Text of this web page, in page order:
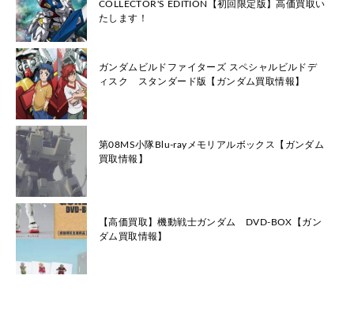
COLLECTOR'S EDITION【初回限定版】高価買取い
たします！
ガンダムビルドファイターズ スペシャルビルドデ
ィスク スタンダード版【ガンダム買取情報】
第08MS小隊Blu-rayメモリアルボックス【ガンダム
買取情報】
【高価買取】機動戦士ガンダム DVD-BOX【ガン
ダム買取情報】